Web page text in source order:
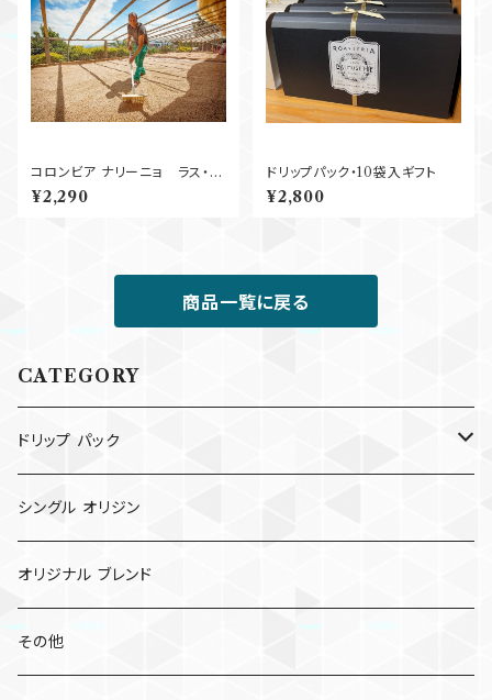
コロンビア ナリーニョ ラス・ペ
¥2,290
ドリップパック・10袋入ギフト
¥2,800
商品一覧に戻る
CATEGORY
ドリップ パック
ドリップ パック
コールド ブリュー パック
シングル オリジン
オリジナル ブレンド
その他